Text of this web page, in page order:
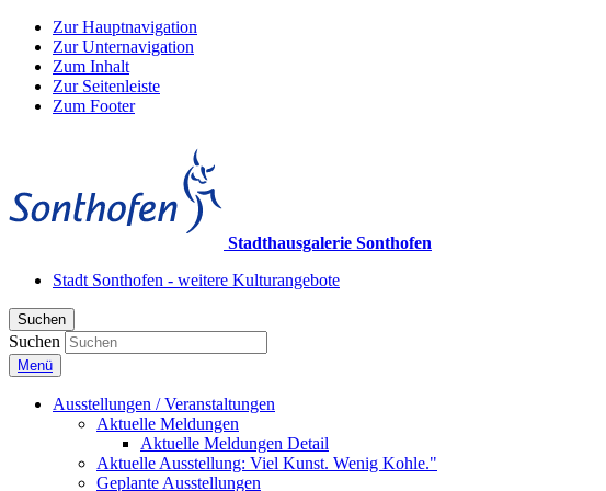
Zur Hauptnavigation
Zur Unternavigation
Zum Inhalt
Zur Seitenleiste
Zum Footer
Stadthausgalerie Sonthofen
Stadt Sonthofen - weitere Kulturangebote
Suchen
Suchen
Menü
Ausstellungen / Veranstaltungen
Aktuelle Meldungen
Aktuelle Meldungen Detail
Aktuelle Ausstellung: Viel Kunst. Wenig Kohle."
Geplante Ausstellungen